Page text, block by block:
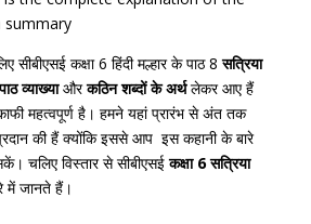
summary
कक्षा 6 हिंदी मल्हार के पाठ 8सत्रिया
व्याख्याऔरकठिन शब्दों के अर्थलेकर आए हैं
महत्वपूर्ण है। हमने यहां प्रारंभ से अंत तक
प्रदान की हैं क्योंकि इससे आप इस कहानी के बारे
चलिए विस्तार से सीबीएसईकक्षा 6 सत्रिया
में जानते हैं।